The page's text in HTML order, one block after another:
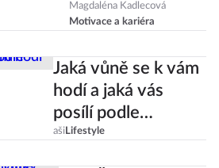
vás zavede nos
příště?
Magdaléna Kadlecová
Motivace a kariéra
Jaká vůně se k vám
hodí a jaká vás
posílí podle
horoskopu?
aši Lifestyle